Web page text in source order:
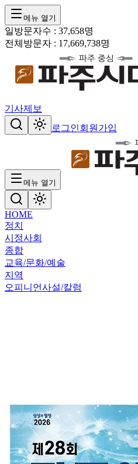
메뉴 열기
일방문자수 : 37,658명
전체방문자 : 17,669,738명
기사제보
로그인회원가입
메뉴 열기
HOME
정치
시정사회
종합
교육/문화/예술
지역
오피니언사설/칼럼